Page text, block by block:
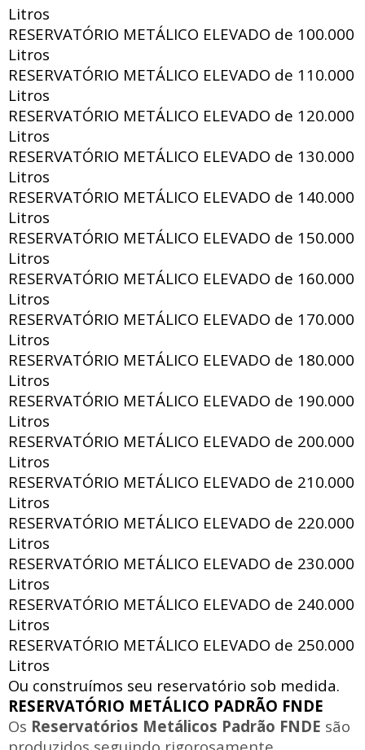
Litros
RESERVATÓRIO METÁLICO ELEVADO de 100.000
Litros
RESERVATÓRIO METÁLICO ELEVADO de 110.000
Litros
RESERVATÓRIO METÁLICO ELEVADO de 120.000
Litros
RESERVATÓRIO METÁLICO ELEVADO de 130.000
Litros
RESERVATÓRIO METÁLICO ELEVADO de 140.000
Litros
RESERVATÓRIO METÁLICO ELEVADO de 150.000
Litros
RESERVATÓRIO METÁLICO ELEVADO de 160.000
Litros
RESERVATÓRIO METÁLICO ELEVADO de 170.000
Litros
RESERVATÓRIO METÁLICO ELEVADO de 180.000
Litros
RESERVATÓRIO METÁLICO ELEVADO de 190.000
Litros
RESERVATÓRIO METÁLICO ELEVADO de 200.000
Litros
RESERVATÓRIO METÁLICO ELEVADO de 210.000
Litros
RESERVATÓRIO METÁLICO ELEVADO de 220.000
Litros
RESERVATÓRIO METÁLICO ELEVADO de 230.000
Litros
RESERVATÓRIO METÁLICO ELEVADO de 240.000
Litros
RESERVATÓRIO METÁLICO ELEVADO de 250.000
Litros
Ou construímos seu reservatório sob medida.
RESERVATÓRIO METÁLICO PADRÃO FNDE
Os Reservatórios Metálicos Padrão FNDE são